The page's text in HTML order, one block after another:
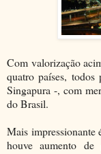
Com valorização
quatro países,
Singapura -, com
do Brasil.
Mais impressionante
houve aumento